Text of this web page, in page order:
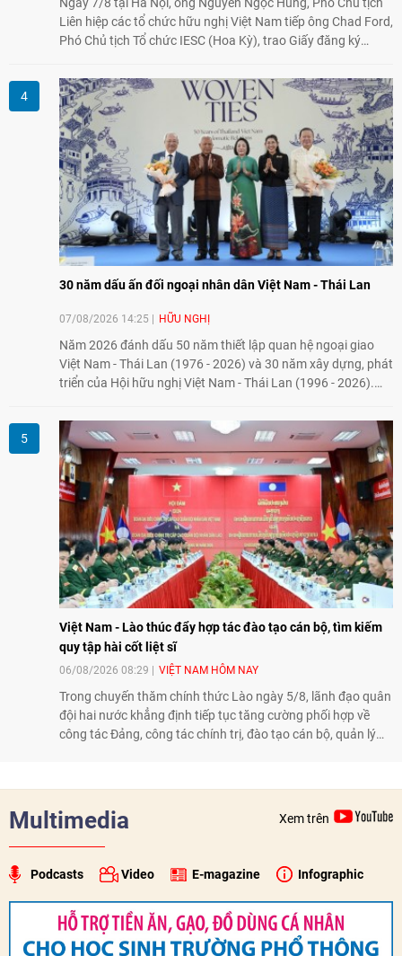
Liên hiệp các tổ chức hữu nghị Việt Nam tiếp ông Chad Ford,
Phó Chủ tịch Tổ chức IESC (Hoa Kỳ), trao Giấy đăng ký
đổi về định hướng triển khai Dự án "Mở rộng Thương mại
Nông nghiệp và An toàn thực phẩm Hoa Kỳ - Việt Nam",
hướng tới thúc đẩy chuyển đổi số, hiện đại hóa nông nghiệp
và mở rộng hợp tác phát triển giữa hai nước.
30 năm dấu ấn đối ngoại nhân dân Việt Nam - Thái Lan
07/08/2026 14:25 HỮU NGHỊ
Năm 2026 đánh dấu 50 năm thiết lập quan hệ ngoại giao
Việt Nam - Thái Lan (1976 - 2026) và 30 năm xây dựng, phát
triển của Hội hữu nghị Việt Nam - Thái Lan (1996 - 2026).
tình hữu nghị, đồng thời từng bước mở rộng hoạt động từ
giao lưu truyền thống sang kết nối địa phương, doanh
nghiệp, giáo dục, văn hóa và thế hệ trẻ, góp phần tăng
cường sự hiểu biết và hợp tác giữa nhân dân hai nước.
Việt Nam - Lào thúc đẩy hợp tác đào tạo cán bộ, tìm kiếm
quy tập hài cốt liệt sĩ
06/08/2026 08:29 VIỆT NAM HÔM NAY
Trong chuyến thăm chính thức Lào ngày 5/8, lãnh đạo quân
đội hai nước khẳng định tiếp tục tăng cường phối hợp về
công tác Đảng, công tác chính trị, đào tạo cán bộ, quản lý
Multimedia Xem trên
Podcasts Video E-magazine Infographic